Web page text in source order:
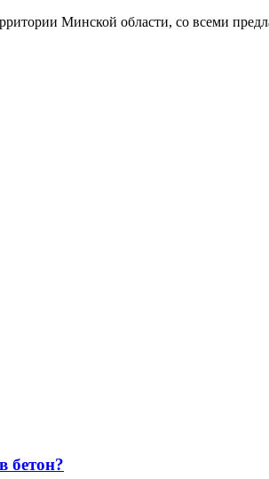
Минской области, со всеми
бетон?